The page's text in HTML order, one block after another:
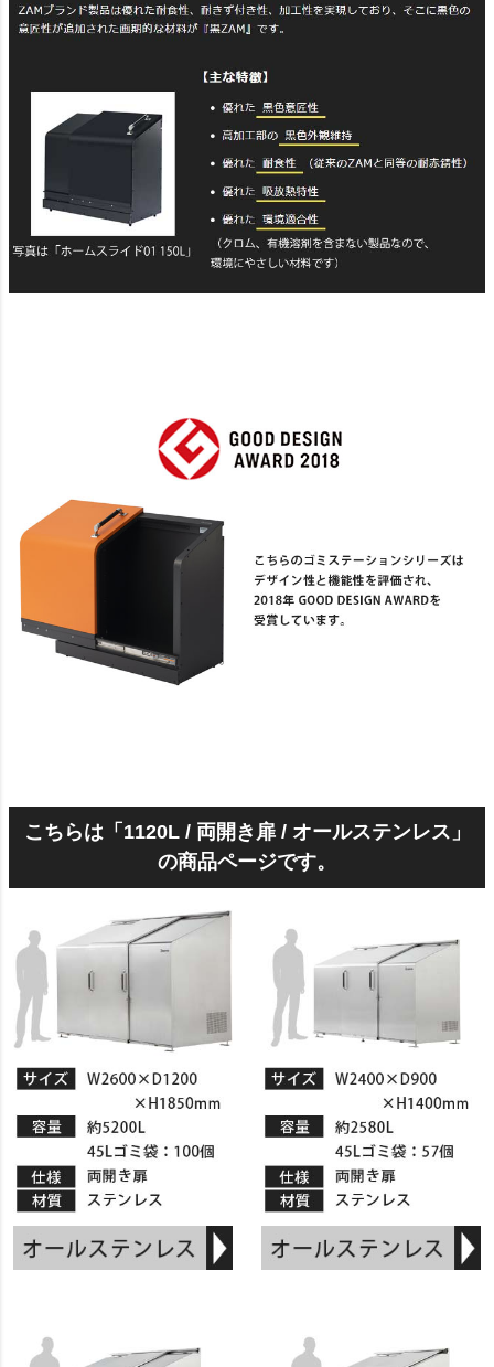
こちらは「1120L / 両開き扉 / オールステンレス」
の商品ページです。